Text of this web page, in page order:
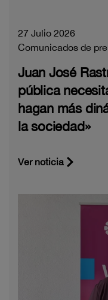
27 Julio 2026
Comunicados de
Juan José
pública
hagan más
la sociedad»
Ver noticia